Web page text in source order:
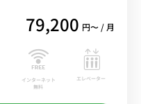
79,200 円〜 / 月
インターネット
無料
エレベーター